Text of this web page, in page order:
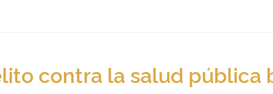
contra la salud pública